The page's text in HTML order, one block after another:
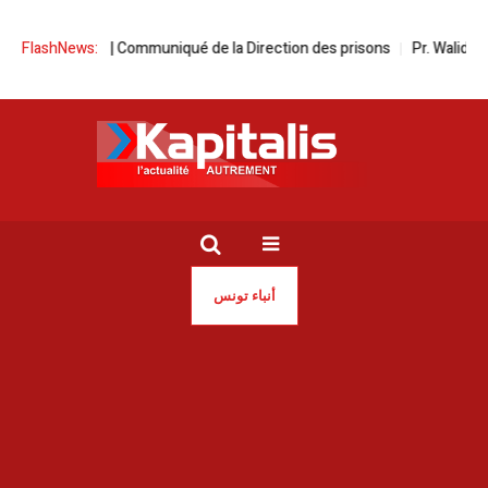
FlashNews:
faim | Communiqué de la Direction des prisons Pr. Walid Naija à la
أنباء تونس